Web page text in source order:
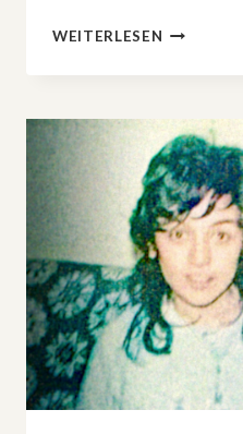
WEITERLESEN TRUE
»COLD
DIE
TYLENOL-
MORDE«